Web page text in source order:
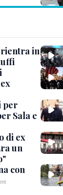
in
per
Sala e
di ex
un
con